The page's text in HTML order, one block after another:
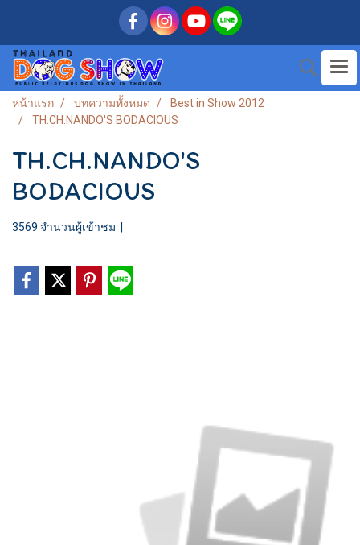
หน้าแรก บทความทั้งหมด
Best in Show 2012
TH.CH.NANDO'S BODACIOUS
TH.CH.NANDO'S
BODACIOUS
3569 จำนวนผู้เข้าชม